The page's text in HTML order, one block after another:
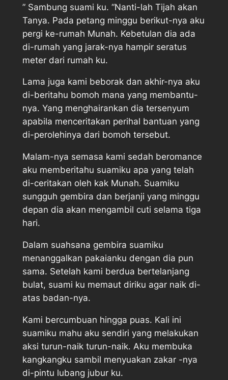
” Sambung suami ku. “Nanti-lah Tijah akan
Tanya. Pada petang minggu berikut-nya aku
pergi ke-rumah Munah. Kebetulan dia ada
di-rumah yang jarak-nya hampir seratus
meter dari rumah ku.
Lama juga kami beborak dan akhir-nya aku
di-beritahu bomoh mana yang membantu-
nya. Yang menghairankan dia tersenyum
apabila menceritakan perihal bantuan yang
di-perolehinya dari bomoh tersebut.
Malam-nya semasa kami sedah beromance
aku memberitahu suamiku apa yang telah
di-ceritakan oleh kak Munah. Suamiku
sungguh gembira dan berjanji yang minggu
depan dia akan mengambil cuti selama tiga
hari.
Dalam suahsana gembira suamiku
menanggalkan pakaianku dengan dia pun
sama. Setelah kami berdua bertelanjang
bulat, suami ku memaut diriku agar naik di-
atas badan-nya.
Kami bercumbuan hingga puas. Kali ini
suamiku mahu aku sendiri yang melakukan
aksi turun-naik turun-naik. Aku membuka
kangkangku sambil menyuakan zakar -nya
di-pintu lubang jubur ku.